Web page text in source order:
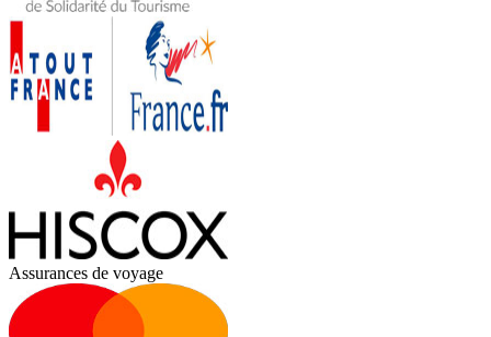
Assurances de voyage